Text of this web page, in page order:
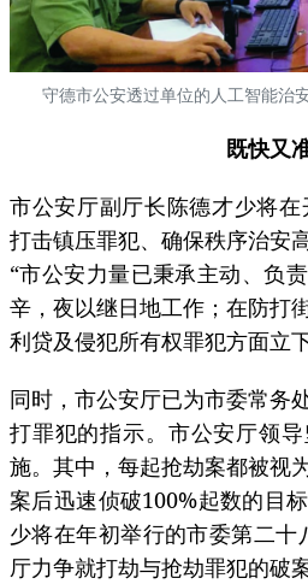
守德市公安透过单位的人工智能治
既快又
市公安厅副厅长陈德才少将
打击镇压罪犯、确保秩序治安
“市公安力量已秉承主动、负
辛，夜以继日地工作；在防打
利贷及侵犯所有权罪犯方面立
同时，市公安厅已为市委常务
打罪犯的指示。市公安厅领
施。其中，每起抢劫案都被视
案后迅速侦破100%起数的目
少将在年初举行的市委第二十
厅力争就打劫与抢劫罪犯的破